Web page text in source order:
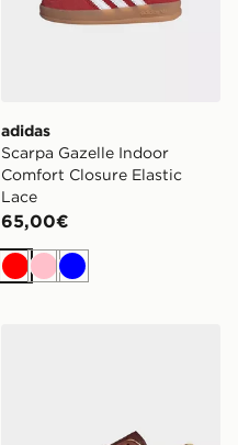
adidas
Scarpa Gazelle Indoor
Comfort Closure Elastic
Lace
65,00€
Rosso
Rosa
Blu